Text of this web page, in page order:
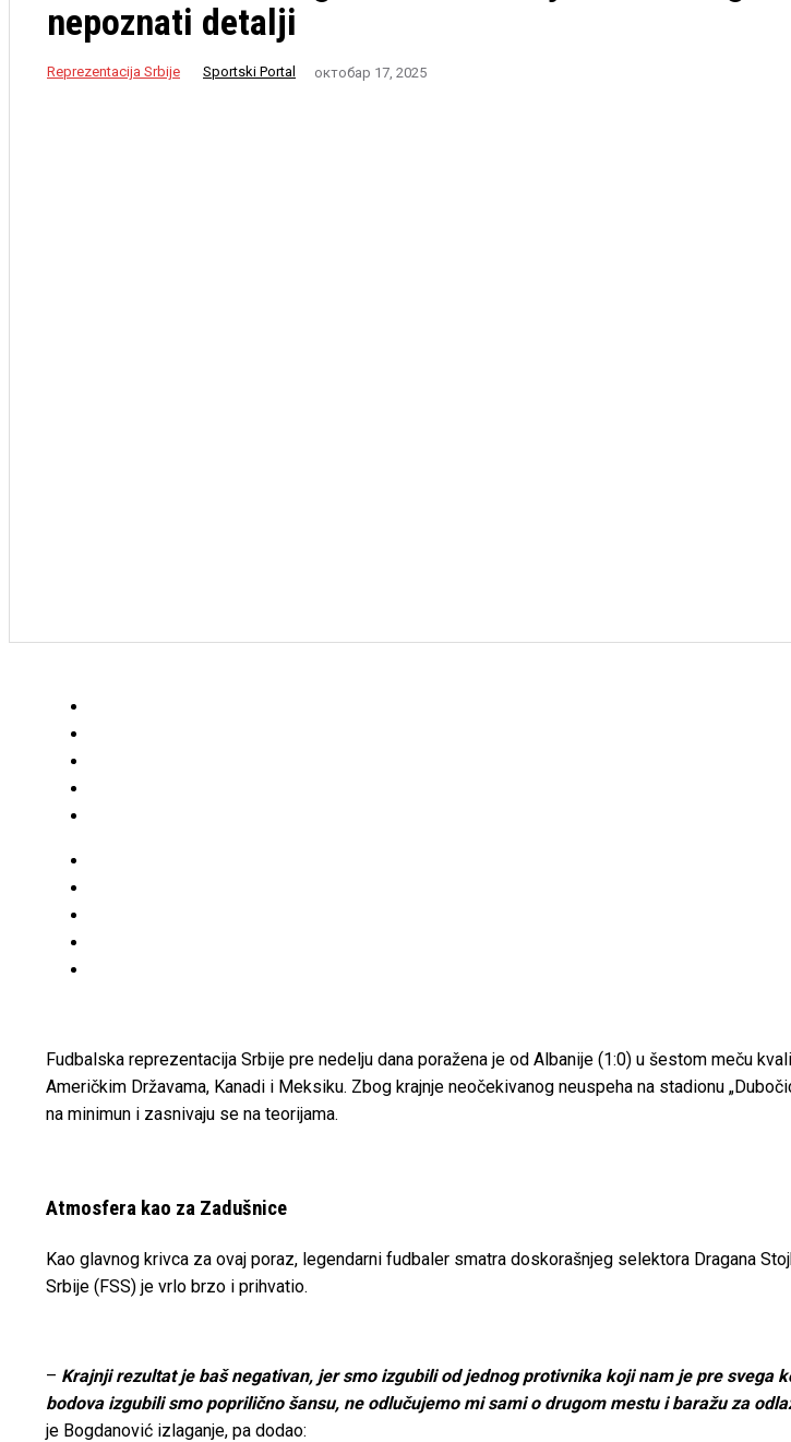
nepoznati detalji
Reprezentacija Srbije Sportski Portal октобар 17, 2025
Fudbalska reprezentacija Srbije pre nedelju dana poražena je od Albanije (1:0) u šestom meču
Američkim Državama, Kanadi i Meksiku. Zbog krajnje neočekivanog neuspeha na stadionu
na minimun i zasnivaju se na teorijama.
Atmosfera kao za Zadušnice
Kao glavnog krivca za ovaj poraz, legendarni fudbaler smatra doskorašnjeg selektora Dragana
Srbije (FSS) je vrlo brzo i prihvatio.
– Krajnji rezultat je baš negativan, jer smo izgubili od jednog protivnika koji nam je pre
bodova izgubili smo poprilično šansu, ne odlučujemo mi sami o drugom mestu i baražu za
je Bogdanović izlaganje, pa dodao: